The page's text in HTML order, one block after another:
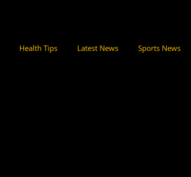
Health Tips Latest News Sports News